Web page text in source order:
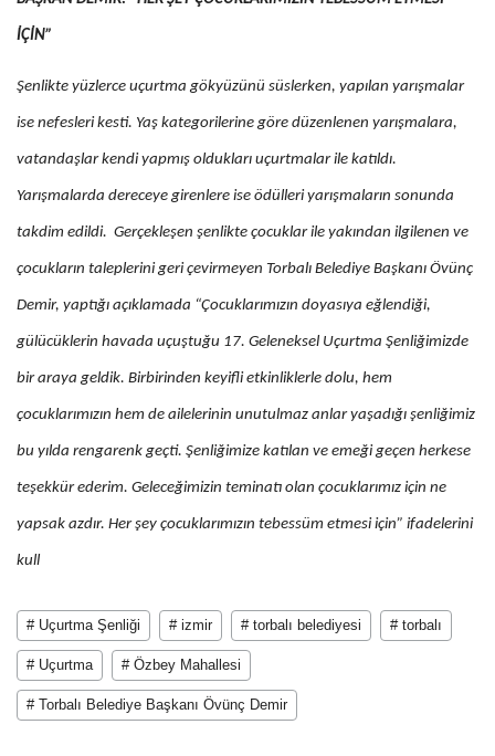
İÇİN”
Şenlikte yüzlerce uçurtma gökyüzünü süslerken, yapılan yarışmalar
ise nefesleri kesti. Yaş kategorilerine göre düzenlenen yarışmalara,
vatandaşlar kendi yapmış oldukları uçurtmalar ile katıldı.
Yarışmalarda dereceye girenlere ise ödülleri yarışmaların sonunda
takdim edildi. Gerçekleşen şenlikte çocuklar ile yakından ilgilenen ve
çocukların taleplerini geri çevirmeyen Torbalı Belediye Başkanı Övünç
Demir, yaptığı açıklamada “Çocuklarımızın doyasıya eğlendiği,
gülücüklerin havada uçuştuğu 17. Geleneksel Uçurtma Şenliğimizde
bir araya geldik. Birbirinden keyifli etkinliklerle dolu, hem
çocuklarımızın hem de ailelerinin unutulmaz anlar yaşadığı şenliğimiz
bu yılda rengarenk geçti. Şenliğimize katılan ve emeği geçen herkese
teşekkür ederim. Geleceğimizin teminatı olan çocuklarımız için ne
yapsak azdır. Her şey çocuklarımızın tebessüm etmesi için” ifadelerini
kull
# Uçurtma Şenliği # izmir # torbalı belediyesi # torbalı
# Uçurtma # Özbey Mahallesi
# Torbalı Belediye Başkanı Övünç Demir